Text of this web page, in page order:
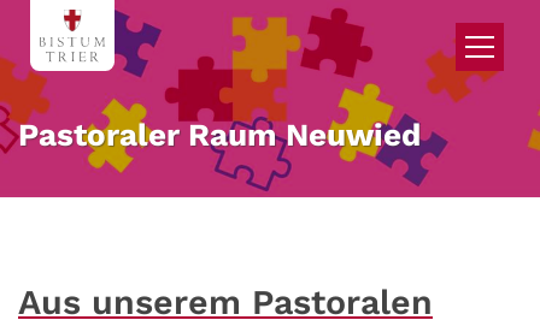
Zum Inhalt springen
Pastoraler Raum Neuwied
Aus unserem Pastoralen